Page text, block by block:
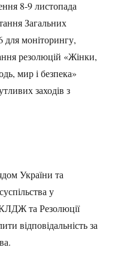
8-9 листопада
Загальних
моніторингу,
резолюцій «Жінки,
мир і безпека»
заходів з
України та
у
та Резолюції
відповідальність за